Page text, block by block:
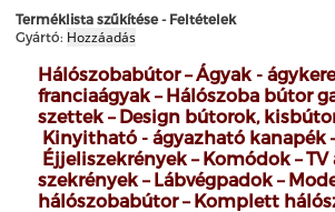
Terméklista szűkítése - Feltételek
Gyártó:
Hálószobabútor–Ágyak -
franciaágyak –Hálószoba bútor
szettek –Design bútorok,
Kinyitható - ágyazható kanapék
Éjjeliszekrények –Komódok –TV
szekrények –Lábvégpadok –
hálószobabútor – Komplett